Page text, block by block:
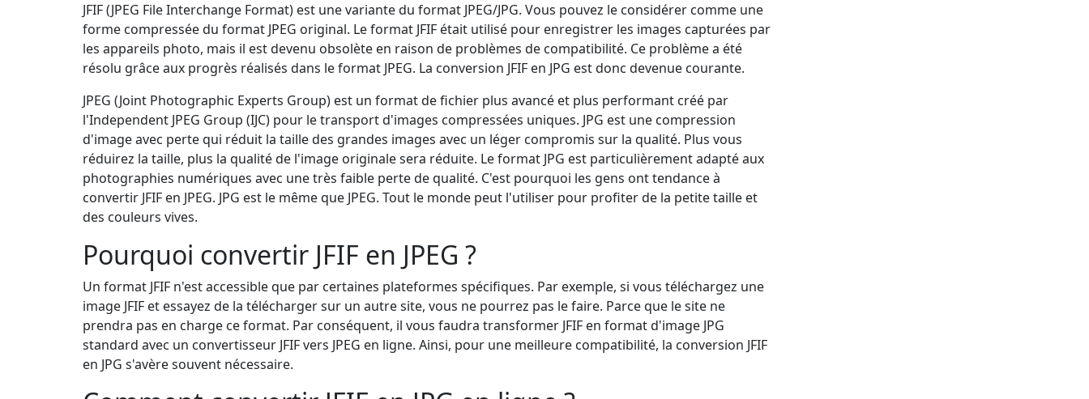
JFIF (JPEG File Interchange Format) est une variante du format JPEG/JPG. Vous pouvez le considérer comme une
forme compressée du format JPEG original. Le format JFIF était utilisé pour enregistrer les images capturées par
les appareils photo, mais il est devenu obsolète en raison de problèmes de compatibilité. Ce problème a été
résolu grâce aux progrès réalisés dans le format JPEG. La conversion JFIF en JPG est donc devenue courante.
JPEG (Joint Photographic Experts Group) est un format de fichier plus avancé et plus performant créé par
l'Independent JPEG Group (IJC) pour le transport d'images compressées uniques. JPG est une compression
d'image avec perte qui réduit la taille des grandes images avec un léger compromis sur la qualité. Plus vous
réduirez la taille, plus la qualité de l'image originale sera réduite. Le format JPG est particulièrement adapté aux
photographies numériques avec une très faible perte de qualité. C'est pourquoi les gens ont tendance à
convertir JFIF en JPEG. JPG est le même que JPEG. Tout le monde peut l'utiliser pour profiter de la petite taille et
des couleurs vives.
Pourquoi convertir JFIF en JPEG ?
Un format JFIF n'est accessible que par certaines plateformes spécifiques. Par exemple, si vous téléchargez une
image JFIF et essayez de la télécharger sur un autre site, vous ne pourrez pas le faire. Parce que le site ne
prendra pas en charge ce format. Par conséquent, il vous faudra transformer JFIF en format d'image JPG
standard avec un convertisseur JFIF vers JPEG en ligne. Ainsi, pour une meilleure compatibilité, la conversion JFIF
en JPG s'avère souvent nécessaire.